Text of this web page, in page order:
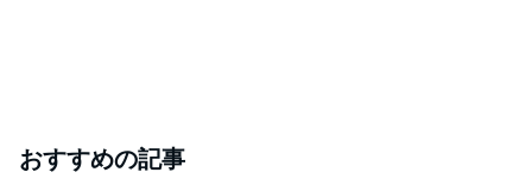
おすすめの記事